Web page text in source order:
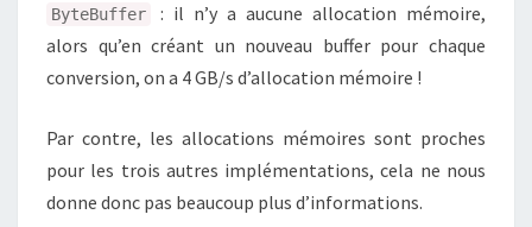
ByteBuffer
: il n’y a aucune allocation mémoire,
alors qu’en créant un nouveau buffer pour chaque
conversion, on a 4 GB/s d’allocation mémoire !
Par contre, les allocations mémoires sont proches
pour les trois autres implémentations, cela ne nous
donne donc pas beaucoup plus d’informations.